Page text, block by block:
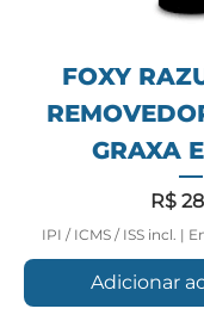
FOXY
GRAXA
Preço
R$
IPI / ICMS / ISS incl. |
Adicionar